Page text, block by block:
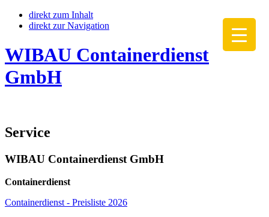
direkt zum Inhalt
direkt zur Navigation
WIBAU Containerdienst
GmbH
Service
WIBAU Containerdienst GmbH
Containerdienst
Containerdienst - Preisliste 2026